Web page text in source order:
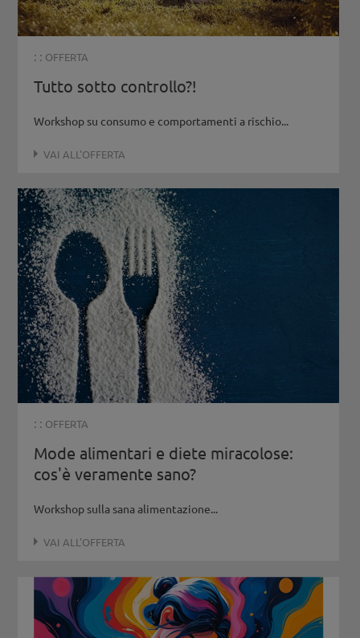
: : OFFERTA
Tutto sotto controllo?!
Workshop su consumo e comportamenti a rischio...
VAI ALL'OFFERTA
: : OFFERTA
Mode alimentari e diete miracolose:
cos'è veramente sano?
Workshop sulla sana alimentazione...
VAI ALL'OFFERTA